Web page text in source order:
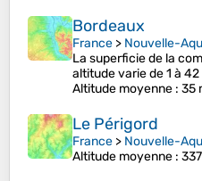
Bordeaux
France > Nouvelle-
La superficie de la
altitude varie de 1 à
Altitude moyenne : 35
Le Périgord
France > Nouvelle-
Altitude moyenne :